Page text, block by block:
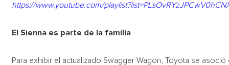
https://www.youtube.com/
El Sienna es parte de la familia
Para exhibir el actualizado Swagger Wagon, Toyota se